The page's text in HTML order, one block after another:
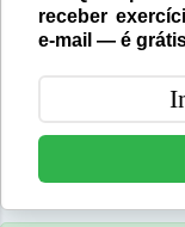
receber
e-mail — é